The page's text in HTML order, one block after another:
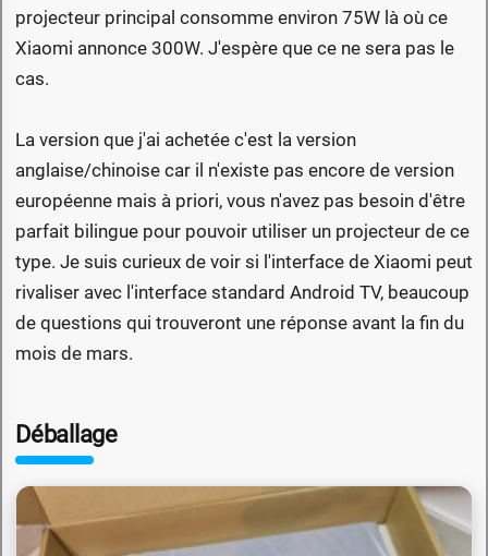
projecteur principal consomme environ 75W là où ce
Xiaomi annonce 300W. J'espère que ce ne sera pas le
cas.
La version que j'ai achetée c'est la version
anglaise/chinoise car il n'existe pas encore de version
européenne mais à priori, vous n'avez pas besoin d'être
parfait bilingue pour pouvoir utiliser un projecteur de ce
type. Je suis curieux de voir si l'interface de Xiaomi peut
rivaliser avec l'interface standard Android TV, beaucoup
de questions qui trouveront une réponse avant la fin du
mois de mars.
Déballage